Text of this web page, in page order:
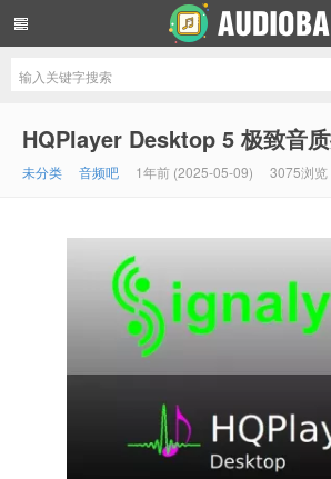
HQPlayer Desktop 5 极致音
未分类 音频吧 1年前 (2025-05-09) 3075浏览